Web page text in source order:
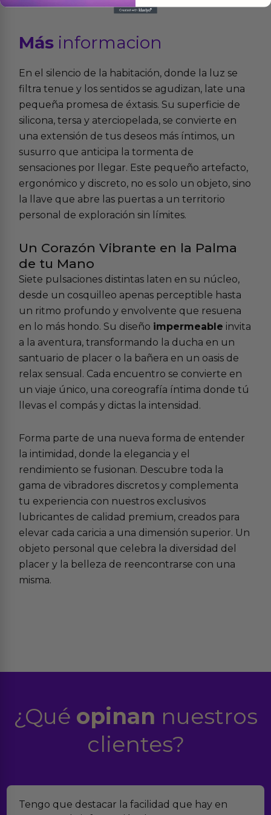
Más informacion
En el silencio de la habitación, donde la luz se
filtra tenue y los sentidos se agudizan, late una
pequeña promesa de éxtasis. Su superficie de
silicona, tersa y aterciopelada, se convierte en
una extensión de tus deseos más íntimos, un
susurro que anticipa la tormenta de
sensaciones por llegar. Este pequeño artefacto,
ergonómico y discreto, no es solo un objeto, sino
la llave que abre las puertas a un territorio
personal de exploración sin límites.
Un Corazón Vibrante en la Palma
de tu Mano
Siete pulsaciones distintas laten en su núcleo,
desde un cosquilleo apenas perceptible hasta
un ritmo profundo y envolvente que resuena
en lo más hondo. Su diseño impermeable invita
a la aventura, transformando la ducha en un
santuario de placer o la bañera en un oasis de
relax sensual. Cada encuentro se convierte en
un viaje único, una coreografía íntima donde tú
llevas el compás y dictas la intensidad.
Forma parte de una nueva forma de entender
la intimidad, donde la elegancia y el
rendimiento se fusionan. Descubre toda la
gama devibradores discretos y complementa
tu experiencia con nuestros exclusivos
lubricantes de calidad premium, creados para
elevar cada caricia a una dimensión superior. Un
objeto personal que celebra la diversidad del
placer y la belleza de reencontrarse con una
misma.
¿Qué opinan nuestros
clientes?
facilidad que hay en
Encontramos Erotiks